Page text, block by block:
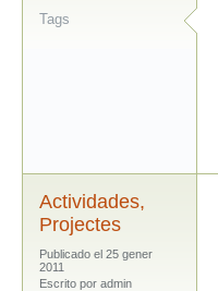
Tags
Actividades,
Projectes
Publicado el 25 gener
2011
Escrito por admin